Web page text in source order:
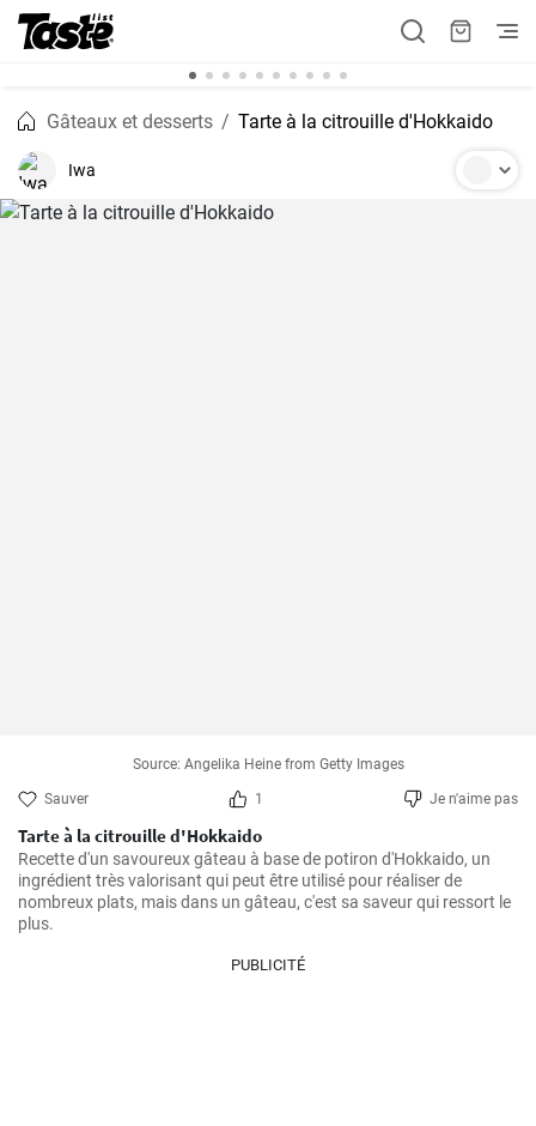
Gâteaux et desserts Tarte à la citrouille d'Hokkaido
Iwa
Source: Angelika Heine from Getty Images
Sauver 1 Je n'aime pas
Tarte à la citrouille d'Hokkaido
Recette d'un savoureux gâteau à base de potiron d'Hokkaido, un
ingrédient très valorisant qui peut être utilisé pour réaliser de
nombreux plats, mais dans un gâteau, c'est sa saveur qui ressort le
plus.
PUBLICITÉ